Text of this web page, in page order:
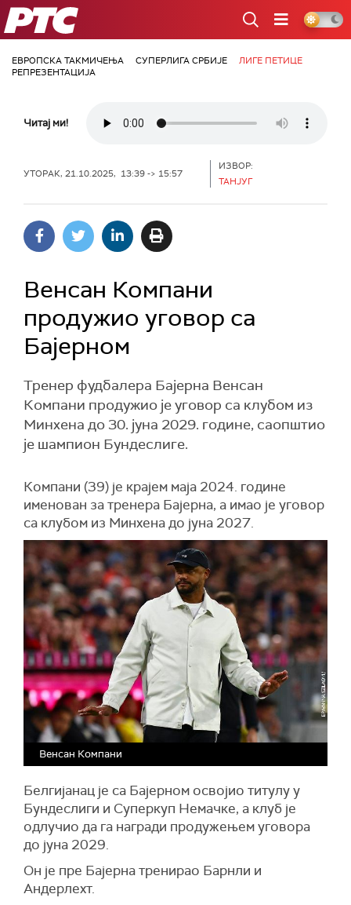
РТС
ЕВРОПСКА ТАКМИЧЕЊА СУПЕРЛИГА СРБИЈЕ
ЛИГЕ ПЕТИЦЕ
РЕПРЕЗЕНТАЦИЈА
Читај ми!
УТОРАК, 21.10.2025, 13:39 -> 15:57
ИЗВОР:
ТАНЈУГ
Венсан Компани
продужио уговор са
Бајерном
Тренер фудбалера Бајерна Венсан
Компани продужио је уговор са клубом из
Минхена до 30. јуна 2029. године, саопштио
је шампион Бундеслиге.
Компани (39) је крајем маја 2024. године
именован за тренера Бајерна, а имао је уговор
са клубом из Минхена до јуна 2027.
Венсан Компани
Белгијанац је са Бајерном освојио титулу у
Бундеслиги и Суперкуп Немачке, а клуб је
одлучио да га награди продужењем уговора
до јуна 2029.
Он је пре Бајерна тренирао Барнли и
Андерлехт.